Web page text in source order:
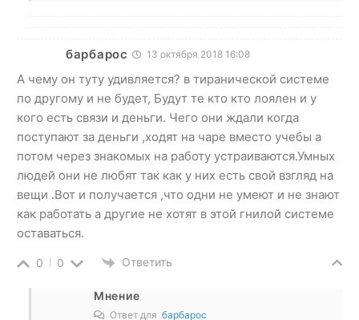
барбарос 13 октября 2018 16:08
А чему он туту удивляется? в тиранической системе
по другому и не будет, Будут те кто кто лоялен и у
кого есть связи и деньги. Чего они ждали когда
поступают за деньги ,ходят на чаре вместо учебы а
потом через знакомых на работу устраиваются.Умных
людей они не любят так как у них есть свой взгляд на
вещи .Вот и получается ,что одни не умеют и не знают
как работать а другие не хотят в этой гнилой системе
оставаться.
0 0 Ответить
Мнение
Ответ для барбарос